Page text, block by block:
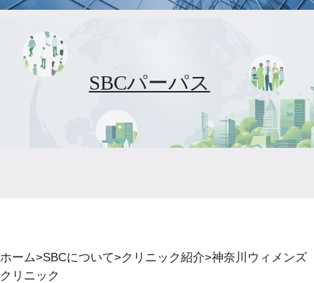
SBCパーパス
ホーム SBCについて クリニック紹介 神奈川ウィメンズ
クリニック